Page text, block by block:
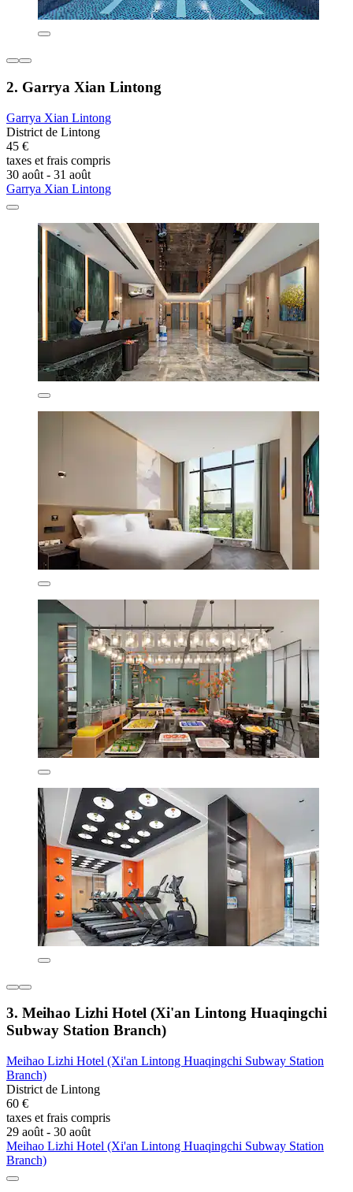
2. Garrya Xian Lintong
Garrya Xian Lintong
District de Lintong
45 €
taxes et frais compris
30 août - 31 août
Garrya Xian Lintong
3. Meihao Lizhi Hotel (Xi'an Lintong Huaqingchi
Subway Station Branch)
Meihao Lizhi Hotel (Xi'an Lintong Huaqingchi Subway Station
Branch)
District de Lintong
60 €
taxes et frais compris
29 août - 30 août
Meihao Lizhi Hotel (Xi'an Lintong Huaqingchi Subway Station
Branch)